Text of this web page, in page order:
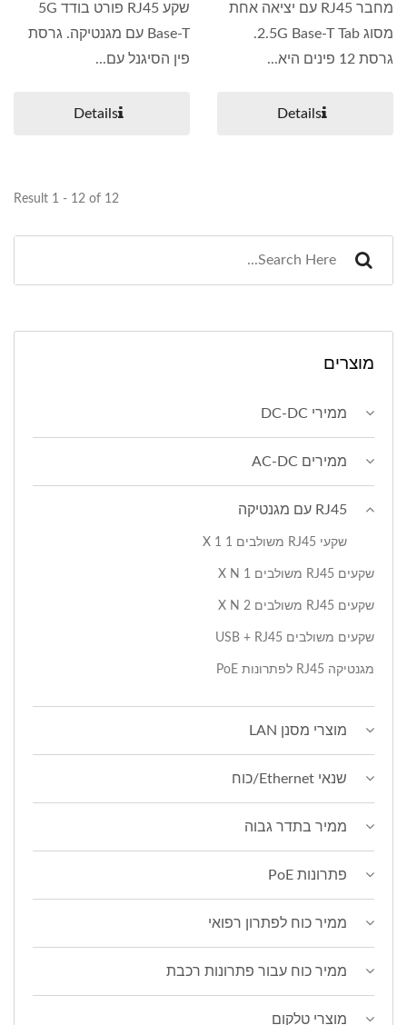
מחבר RJ45 עם יציאה אחת
מסוג 2.5G Base-T Tab.
גרסת 12 פינים היא...
Details
שקע RJ45 פורט בודד 5G
Base-T עם מגנטיקה. גרסת
פין הסיגנל עם...
Details
Result 1 - 12 of 12
מוצרים
ממירי DC-DC
ממירים AC-DC
RJ45 עם מגנטיקה
שקעי RJ45 משולבים 1 X 1
שקעים RJ45 משולבים 1 X N
שקעים RJ45 משולבים 2 X N
שקעים משולבים USB + RJ45
מגנטיקה RJ45 לפתרונות PoE
מוצרי מסנן LAN
שנאי Ethernet/כוח
ממיר בתדר גבוה
פתרונות PoE
ממיר כוח לפתרון רפואי
ממיר כוח עבור פתרונות רכבת
מוצרי טלקום